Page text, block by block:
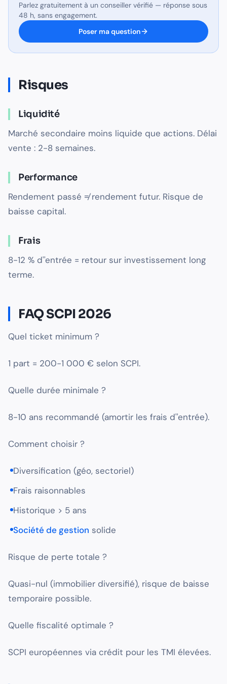
Parlez gratuitement à un conseiller vérifié — réponse sous
48 h, sans engagement.
Poser ma question
Risques
Liquidité
Marché secondaire moins liquide que actions. Délai
vente : 2-8 semaines.
Performance
Rendement passé ≠ rendement futur. Risque de
baisse capital.
Frais
8-12 % d''entrée = retour sur investissement long
terme.
FAQ SCPI 2026
Quel ticket minimum ?
1 part = 200-1 000 € selon SCPI.
Quelle durée minimale ?
8-10 ans recommandé (amortir les frais d''entrée).
Comment choisir ?
Diversification (géo, sectoriel)
Frais raisonnables
Historique > 5 ans
Société de gestion solide
Risque de perte totale ?
Quasi-nul (immobilier diversifié), risque de baisse
temporaire possible.
Quelle fiscalité optimale ?
SCPI européennes via crédit pour les TMI élevées.